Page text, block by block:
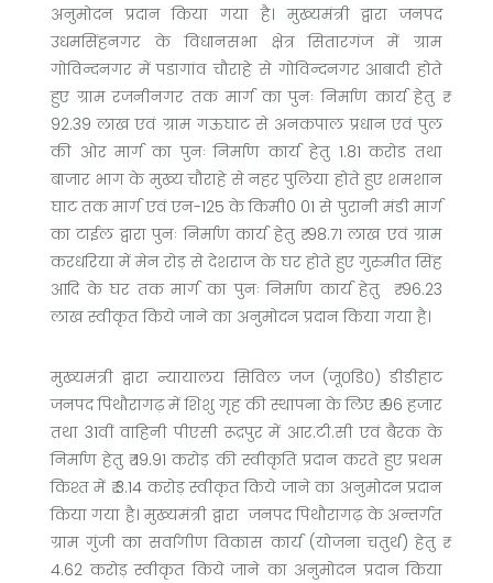
अनुमोदन प्रदान किया गया है। मुख्यमंत्री द्वारा जनपद
उधमसिंहनगर के विधानसभा क्षेत्र सितारगंज में ग्राम
गोविन्दनगर में पडागांव चौराहे से गोविन्दनगर आबादी होते
हुए ग्राम रजनीनगर तक मार्ग का पुनः निर्माण कार्य हेतु ₹
92.39 लाख एवं ग्राम गऊघाट से अनकपाल प्रधान एवं पुल
की ओर मार्ग का पुनः निर्माण कार्य हेतु 1.81 करोड तथा
बाजार भाग के मुख्य चौराहे से नहर पुलिया होते हुए शमशान
घाट तक मार्ग एवं एन-125 के किमी0 01 से पुरानी मंडी मार्ग
का टाईल द्वारा पुनः निर्माण कार्य हेतु ₹ 98.71 लाख एवं ग्राम
करधरिया में मेन रोड़ से देशराज के घर होते हुए गुरुमीत सिंह
आदि के घर तक मार्ग का पुनः निर्माण कार्य हेतु ₹ 96.23
लाख स्वीकृत किये जाने का अनुमोदन प्रदान किया गया है।
मुख्यमंत्री द्वारा न्यायालय सिविल जज (जू०डि०) डीडीहाट
जनपद पिथौरागढ़ में शिशु गृह की स्थापना के लिए ₹ 96 हजार
तथा 31वीं वाहिनी पीएसी रूद्रपुर में आर.टी.सी एवं बैरक के
निर्माण हेतु ₹ 19.91 करोड़ की स्वीकृति प्रदान करते हुए प्रथम
किश्त में ₹ 3.14 करोड़ स्वीकृत किये जाने का अनुमोदन प्रदान
किया गया है। मुख्यमंत्री द्वारा जनपद पिथौरागढ़ के अन्तर्गत
ग्राम गुंजी का सर्वांगीण विकास कार्य (योजना चतुर्थ) हेतु ₹
4.62 करोड़ स्वीकृत किये जाने का अनुमोदन प्रदान किया